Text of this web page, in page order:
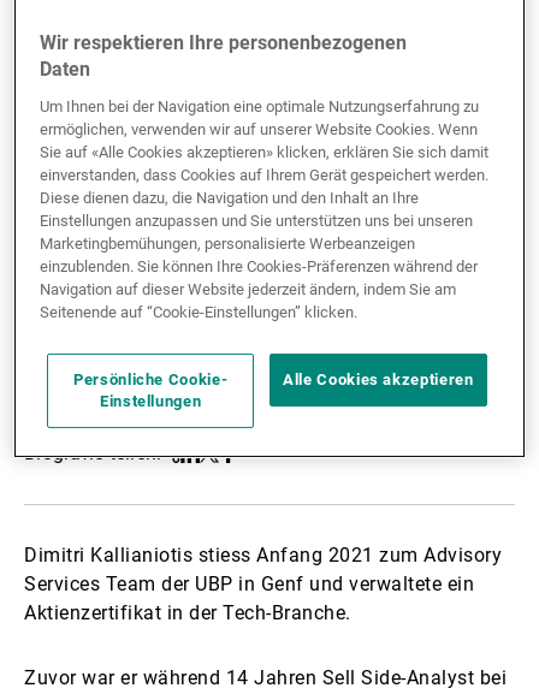
Externe Vermögensverwalter
Nachrichten und Insights
Kontakte
Biografie teilen:Teilen
Linkedin
Twitter
Facebook
Dimitri Kallianiotis stiess Anfang 2021 zum Advisory
Services Team der UBP in Genf und verwaltete ein
Aktienzertifikat in der Tech-Branche.
Zuvor war er während 14 Jahren Sell Side-Analyst bei
Wir respektieren Ihre personenbezogenen
Daten
Um Ihnen bei der Navigation eine optimale Nutzungserfahrung zu
ermöglichen, verwenden wir auf unserer Website Cookies. Wenn
Sie auf «Alle Cookies akzeptieren» klicken, erklären Sie sich damit
einverstanden, dass Cookies auf Ihrem Gerät gespeichert werden.
Diese dienen dazu, die Navigation und den Inhalt an Ihre
Einstellungen anzupassen und Sie unterstützen uns bei unseren
Marketingbemühungen, personalisierte Werbeanzeigen
einzublenden. Sie können Ihre Cookies-Präferenzen während der
Navigation auf dieser Website jederzeit ändern, indem Sie am
Seitenende auf “Cookie-Einstellungen” klicken.
Persönliche Cookie-
Einstellungen
Alle Cookies akzeptieren